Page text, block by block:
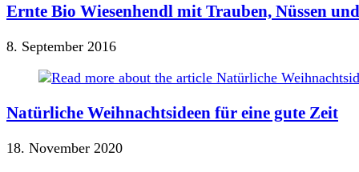
Ernte Bio Wiesenhendl mit Trauben, Nüssen
8. September 2016
Natürliche Weihnachtsideen für eine gute Zeit
18. November 2020